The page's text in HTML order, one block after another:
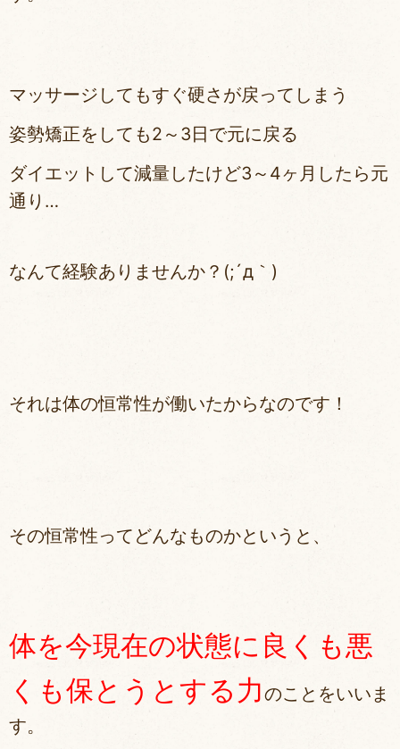
マッサージしてもすぐ硬さが戻ってしまう
姿勢矯正をしても2～3日で元に戻る
ダイエットして減量したけど3～4ヶ月したら元
通り…
なんて経験ありませんか？(;´д｀)
それは体の恒常性が働いたからなのです！
その恒常性ってどんなものかというと、
体を今現在の状態に良くも悪
くも保とうとする力のことをいいま
す。